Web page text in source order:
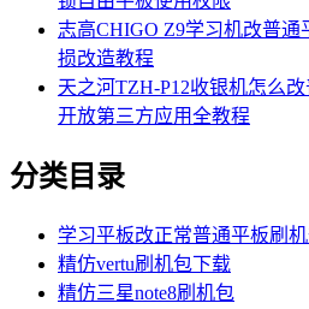
志高CHIGO Z9学习机改普
损改造教程
天之河TZH-P12收银机怎么
开放第三方应用全教程
分类目录
学习平板改正常普通平板刷
精仿vertu刷机包下载
精仿三星note8刷机包